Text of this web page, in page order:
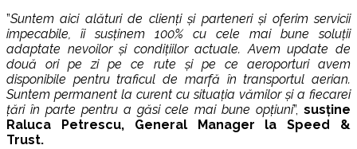
”Suntem aici alături de clienți și parteneri și oferim servicii
impecabile, îi susținem 100% cu cele mai bune soluții
adaptate nevoilor și condițiilor actuale. Avem update de
două ori pe zi pe ce rute și pe ce aeroporturi avem
disponibile pentru traficul de marfă în transportul aerian.
Suntem permanent la curent cu situația vămilor și a fiecarei
țări în parte pentru a găsi cele mai bune opțiuni”,susține
Raluca Petrescu, General Manager la Speed &
Trust.